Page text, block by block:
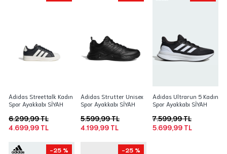
Adidas Streettalk Kadın
Spor Ayakkabı SİYAH
4.699,99 TL
6.299,99 TL
Adidas Strutter Unisex
Spor Ayakkabı SİYAH
4.199,99 TL
5.599,99 TL
Adidas Ultrarun 5 Kadın
Spor Ayakkabı SİYAH
5.699,99 TL
7.599,99 TL
-25 % -25 %